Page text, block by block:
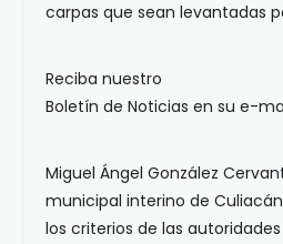
carpas que sean levantadas
Reciba nuestro
Boletín de Noticias en su e-
Miguel Ángel González
municipal interino de
los criterios de las